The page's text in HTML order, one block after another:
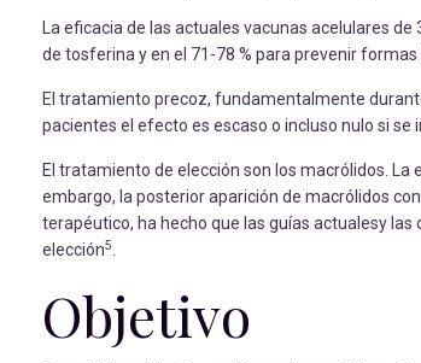
La eficacia de las actuales vacunas acelulares
de tosferina y en el 71-78 % para prevenir
El tratamiento precoz, fundamentalmente
pacientes el efecto es escaso o incluso nulo si
El tratamiento de elección son los macrólidos.
embargo, la posterior aparición de macrólidos
terapéutico, ha hecho que las guías actualesy
elección5
Objetivo